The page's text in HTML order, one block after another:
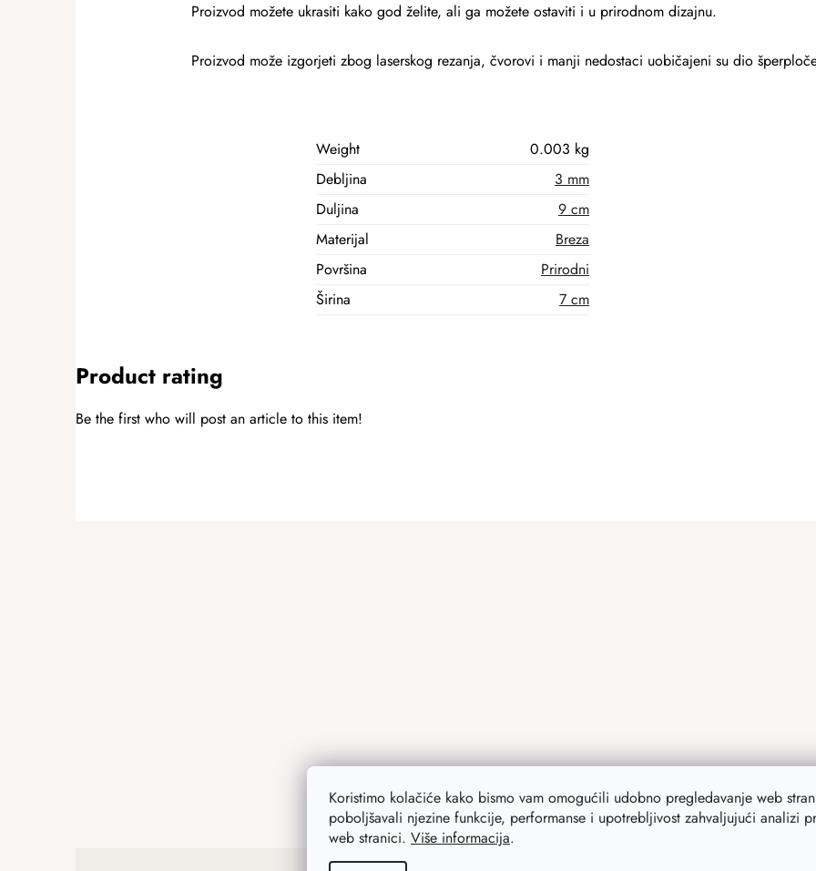
Koristimo kolačiće kako bismo vam omogućili udobno pregledavanje web
poboljšavali njezine funkcije, performanse i upotrebljivost zahvaljujući analizi
web stranici. Više informacija.
Proizvod možete ukrasiti kako god želite, ali ga možete ostaviti i u prirodnom dizajnu.
Proizvod može izgorjeti zbog laserskog rezanja, čvorovi i manji nedostaci uobičajeni su dio
Weight
0.003 kg
Debljina
3 mm
Duljina
9 cm
Materijal
Breza
Površina
Prirodni
Širina
7 cm
Product rating
Be the first who will post an article to this item!